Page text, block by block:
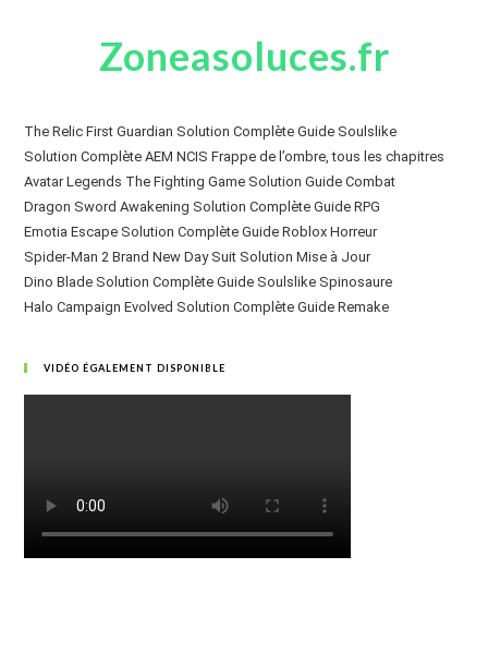
Zoneasoluces.fr
The Relic First Guardian Solution Complète Guide Soulslike
Solution Complète AEM NCIS Frappe de l’ombre, tous les chapitres
Avatar Legends The Fighting Game Solution Guide Combat
Dragon Sword Awakening Solution Complète Guide RPG
Emotia Escape Solution Complète Guide Roblox Horreur
Spider-Man 2 Brand New Day Suit Solution Mise à Jour
Dino Blade Solution Complète Guide Soulslike Spinosaure
Halo Campaign Evolved Solution Complète Guide Remake
VIDÉO ÉGALEMENT DISPONIBLE